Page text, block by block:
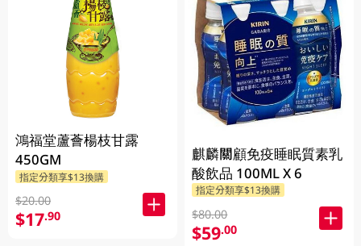
鴻福堂蘆薈楊枝甘露
450GM
指定分類享$13換購
$20.00
$17.90
麒麟關顧免疫睡眠質素乳
酸飲品 100ML X 6
指定分類享$13換購
$80.00
$59.00